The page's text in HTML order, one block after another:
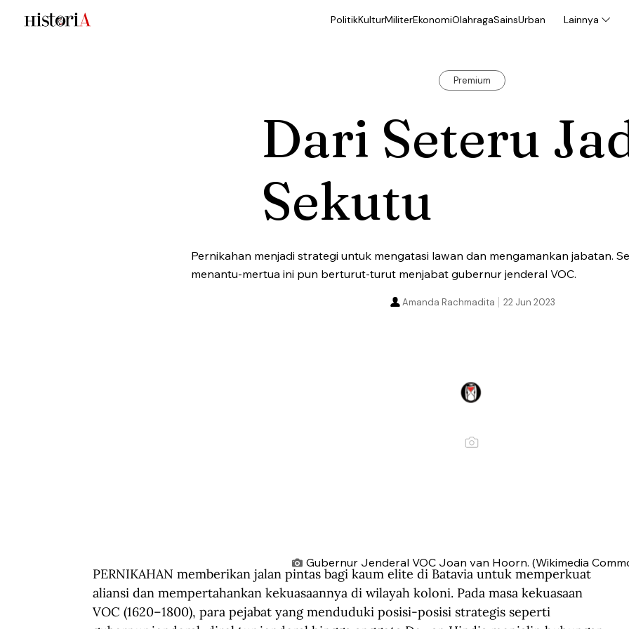
PolitikKulturMiliterEkonomiOlahragaSainsUrban Lainnya
Premium
Dari Seteru
Sekutu
Pernikahan menjadi strategi untuk mengatasi lawan dan mengamankan jabatan.
menantu-mertua ini pun berturut-turut menjabat gubernur jenderal VOC.
22 Jun 2023
Amanda Rachmadita
Gubernur Jenderal VOC Joan van Hoorn. (Wikimedia
PERNIKAHAN memberikan jalan pintas bagi kaum elite di Batavia untuk memperkuat
aliansi dan mempertahankan kekuasaannya di wilayah koloni. Pada masa kekuasaan
VOC (1620–1800), para pejabat yang menduduki posisi-posisi strategis seperti